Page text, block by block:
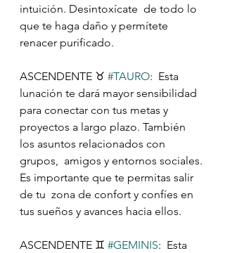
intuición. Desintoxícate  de todo lo
que te haga daño y permítete
renacer purificado.
ASCENDENTE ♉️ #TAURO:  Esta
lunación te dará mayor sensibilidad
para conectar con tus metas y
proyectos a largo plazo. También
los asuntos relacionados con
grupos,  amigos y entornos sociales.
Es importante que te permitas salir
de tu  zona de confort y confíes en
tus sueños y avances hacia ellos.
ASCENDENTE ♊️ #GEMINIS:  Esta